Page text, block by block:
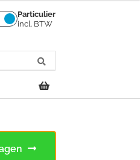
Particulier
incl. BTW